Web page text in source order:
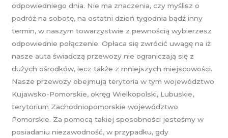
odpowiedniego dnia. Nie ma znaczenia, czy myślisz o
podróż na sobotę, na ostatni dzień tygodnia bądź inny
termin, w naszym towarzystwie z pewnością wybierzesz
odpowiednie połączenie. Opłaca się zwrócić uwagę na iż
nasze auta świadczą przewozy nie ograniczają się z
dużych ośrodków, lecz także z mniejszych miejscowości.
Nasze przewozy obejmują terytoria w tym województwo
Kujawsko-Pomorskie, okręg Wielkopolski, Lubuskie,
terytorium Zachodniopomorskie województwo
Pomorskie. Za pomocą takiej sposobności jesteśmy w
posiadaniu niezawodność, w przypadku, gdy